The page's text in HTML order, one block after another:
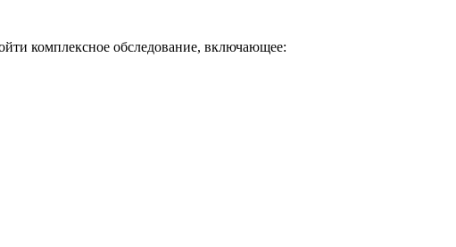
комплексное обследование, включающее: